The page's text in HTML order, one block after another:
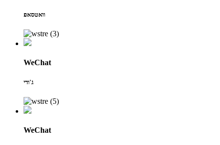
וואטסאפ
WeChat
ג'ודי
WeChat